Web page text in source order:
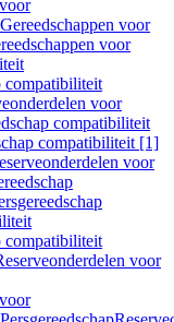
Gereedschappen voor
voor
compatibiliteit
voor
compatibiliteit
compatibiliteit [1]
voor
compatibiliteit
voor